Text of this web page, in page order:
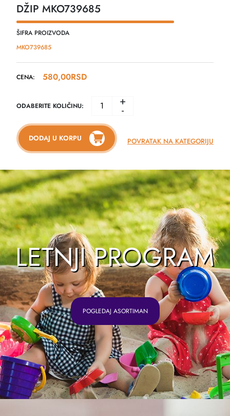
DŽIP MKO739685
ŠIFRA PROIZVODA
MKO739685
CENA: 580,00RSD
ODABERITE KOLIČINU: +
-
DODAJ U KORPU POVRATAK NA KATEGORIJU
LETNJI PROGRAM
POGLEDAJ ASORTIMAN